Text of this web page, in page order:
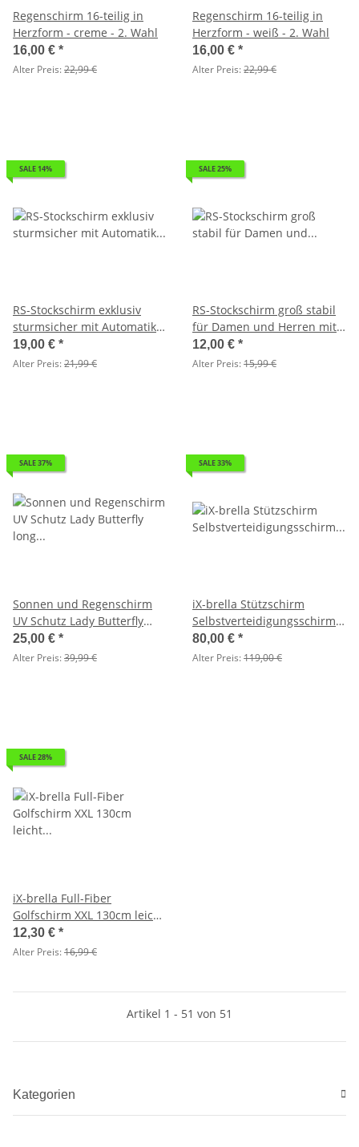
Regenschirm 16-teilig in
Herzform - creme - 2. Wahl
16,00 € *
Alter Preis:22,99 €
Regenschirm 16-teilig in
Herzform - weiß - 2. Wahl
16,00 € *
Alter Preis:22,99 €
SALE 14%
RS-Stockschirm exklusiv
sturmsicher mit Automatik
Fiberglas-Streben - navy - 2.
Wahl
19,00 € *
Alter Preis:21,99 €
SALE 25%
RS-Stockschirm groß stabil
für Damen und Herren mit
Automatik grau - 2. Wahl
12,00 € *
Alter Preis:15,99 €
SALE 37%
Sonnen und Regenschirm
UV Schutz Lady Butterfly
long cremeweiss 2. Wahl
25,00 € *
Alter Preis:39,99 €
SALE 33%
iX-brella Stützschirm
Selbstverteidigungsschirm
extrem stabil dunkelrot - 2.
Wahl
80,00 € *
Alter Preis:119,00 €
SALE 28%
iX-brella Full-Fiber
Golfschirm XXL 130cm leicht
sturmfest mit Softgriff gelb -
2. Wahl
12,30 € *
Alter Preis:16,99 €
Artikel 1 - 51 von 51
Kategorien